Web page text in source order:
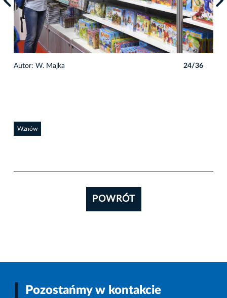
Autor: W. Majka 24/36
Wznów
POWRÓT
Pozostańmy w kontakcie